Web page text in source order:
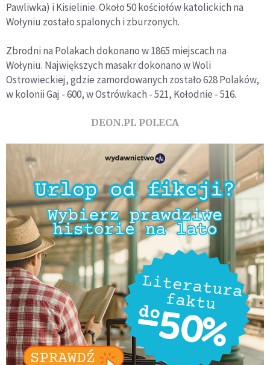
Pawliwka) i Kisielinie. Około 50 kościołów katolickich na
Wołyniu zostało spalonych i zburzonych.
Zbrodni na Polakach dokonano w 1865 miejscach na
Wołyniu. Największych masakr dokonano w Woli
Ostrowieckiej, gdzie zamordowanych zostało 628 Polaków,
w kolonii Gaj - 600, w Ostrówkach - 521, Kołodnie - 516.
DEON.PL POLECA